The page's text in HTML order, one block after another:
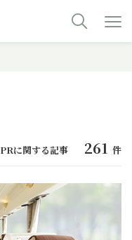
PRに関する記事 261 件